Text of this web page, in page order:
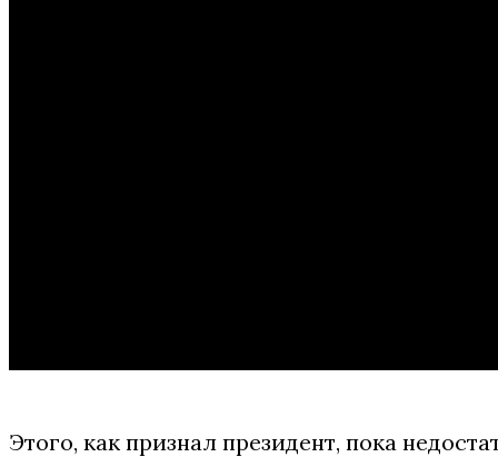
Этого, как признал президент, пока